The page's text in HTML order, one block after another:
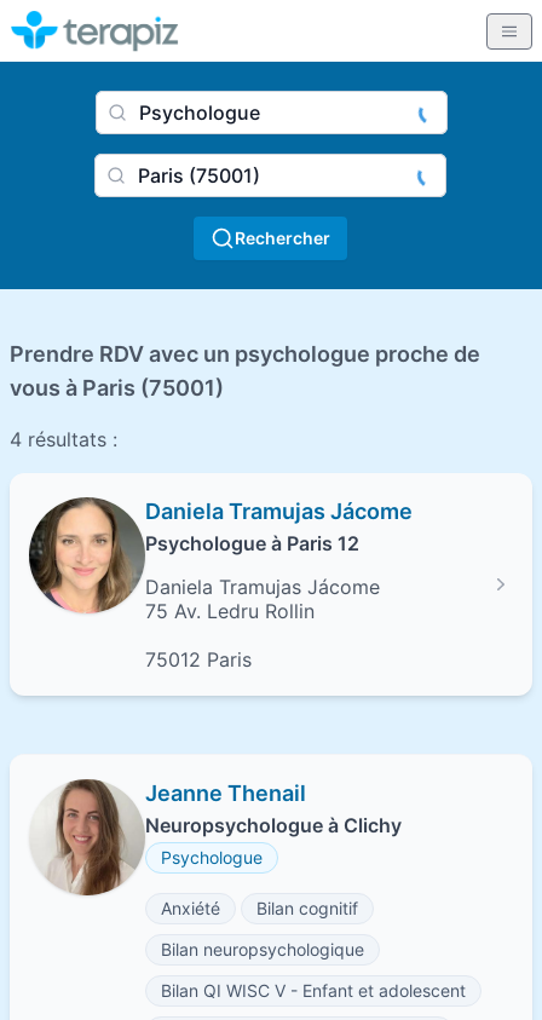
Nom du praticien, profession
Rechercher
Prendre RDV avec un psychologue proche de
vous à Paris (75001)
4 résultats :
Daniela Tramujas Jácome
Psychologue à Paris 12
Daniela Tramujas Jácome
75 Av. Ledru Rollin
75012 Paris
Jeanne Thenail
Neuropsychologue à Clichy
Psychologue
Anxiété
Bilan cognitif
Bilan neuropsychologique
Bilan QI WISC V - Enfant et adolescent